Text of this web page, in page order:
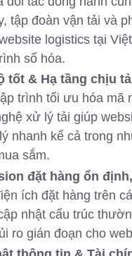
tập đoàn vận tải và
logistics tại
số hóa.
tốt & Hạ tầng chịu
trình tối ưu hóa mã
xử lý tải giúp
nhanh kể cả trong
sắm.
đặt hàng ổn
ích đặt hàng trên
nhật cấu trúc
ro gián đoạn cho